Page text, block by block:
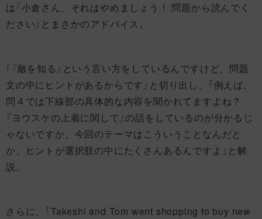
は「小倉さん、それはやめましょう！ 問題から読んでく
ださい」とまさかのアドバイス。
「『敵を知る』という言い方をしているんですけど、問題
文の中にヒントがあるからです」と切り出し、「例えば、
問４では下線部の具体的な内容を聞かれてますよね？
『ヨウスケの上着に関して』の話をしているのが分かるじ
ゃないですか、今回のテーマはこういうことなんだと
か、ヒントが選択肢の中にたくさんあるんですよ」と解
説。
さらに、「Takeshi and Tom went shopping to buy new